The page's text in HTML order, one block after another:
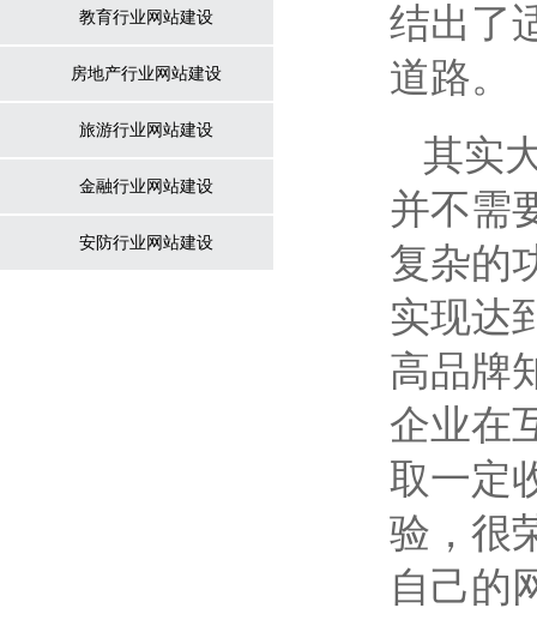
教育行业网站建设
房地产行业网站建设
旅游行业网站建设
金融行业网站建设
安防行业网站建设
结出了
道路。
其实
并不需
复杂的
实现达
高品牌
企业在
取一定
验，很
自己的